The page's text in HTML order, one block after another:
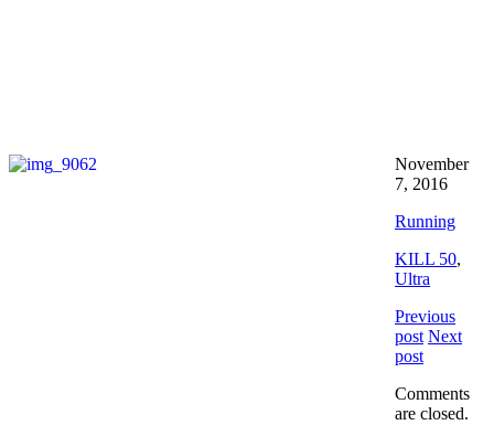
November
7, 2016
Running
KILL 50,
Ultra
Previous
post Next
post
Comments
are closed.